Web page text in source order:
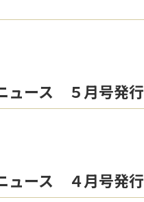
ュース ５月号発行
ュース ４月号発行